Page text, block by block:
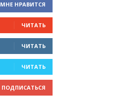
МНЕ НРАВИТСЯ
ЧИТАТЬ
ЧИТАТЬ
ЧИТАТЬ
ПОДПИСАТЬСЯ